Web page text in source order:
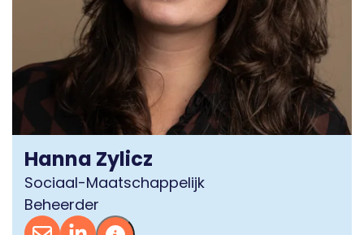
Hanna Zylicz
Sociaal-Maatschappelijk
Beheerder